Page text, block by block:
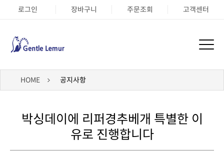
로그인 장바구니 주문조회 고객센터
HOME 공지사항
유로 진행합니다